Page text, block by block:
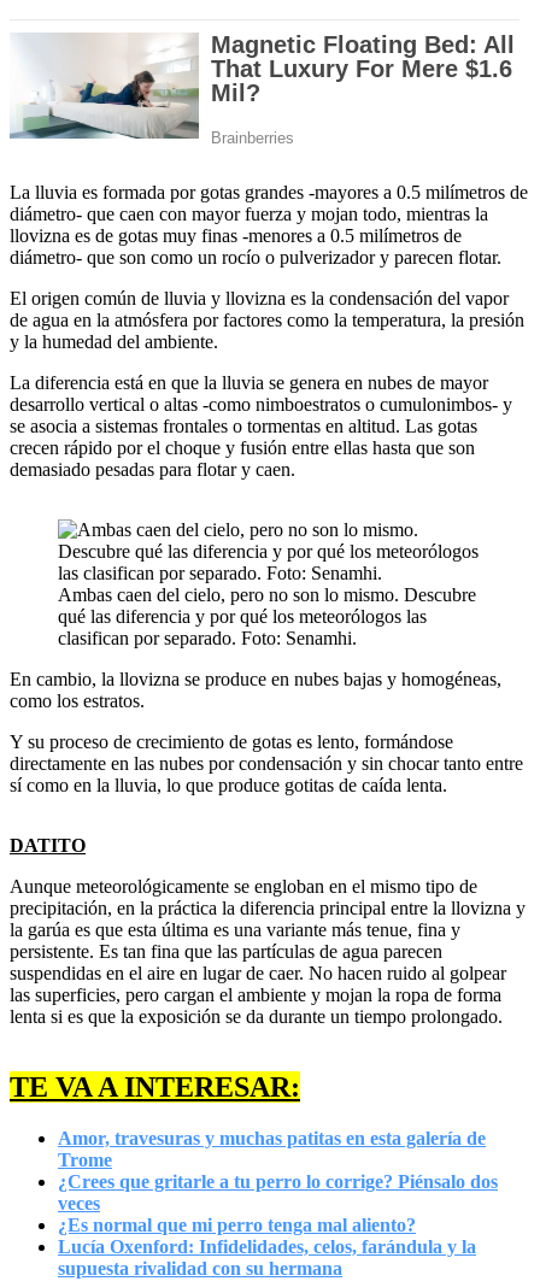
La lluvia es formada por gotas grandes -mayores a 0.5 milímetros de
diámetro- que caen con mayor fuerza y mojan todo, mientras la
llovizna es de gotas muy finas -menores a 0.5 milímetros de
diámetro- que son como un rocío o pulverizador y parecen flotar.
El origen común de lluvia y llovizna es la condensación del vapor
de agua en la atmósfera por factores como la temperatura, la presión
y la humedad del ambiente.
La diferencia está en que la lluvia se genera en nubes de mayor
desarrollo vertical o altas -como nimboestratos o cumulonimbos- y
se asocia a sistemas frontales o tormentas en altitud. Las gotas
crecen rápido por el choque y fusión entre ellas hasta que son
demasiado pesadas para flotar y caen.
Ambas caen del cielo, pero no son lo mismo. Descubre
qué las diferencia y por qué los meteorólogos las
clasifican por separado. Foto: Senamhi.
En cambio, la llovizna se produce en nubes bajas y homogéneas,
como los estratos.
Y su proceso de crecimiento de gotas es lento, formándose
directamente en las nubes por condensación y sin chocar tanto entre
sí como en la lluvia, lo que produce gotitas de caída lenta.
DATITO
Aunque meteorológicamente se engloban en el mismo tipo de
precipitación, en la práctica la diferencia principal entre la llovizna y
la garúa es que esta última es una variante más tenue, fina y
persistente. Es tan fina que las partículas de agua parecen
suspendidas en el aire en lugar de caer. No hacen ruido al golpear
las superficies, pero cargan el ambiente y mojan la ropa de forma
lenta si es que la exposición se da durante un tiempo prolongado.
TE VA A INTERESAR:
Amor, travesuras y muchas patitas en esta galería de
Trome
¿Crees que gritarle a tu perro lo corrige? Piénsalo dos
veces
¿Es normal que mi perro tenga mal aliento?
Lucía Oxenford: Infidelidades, celos, farándula y la
supuesta rivalidad con su hermana